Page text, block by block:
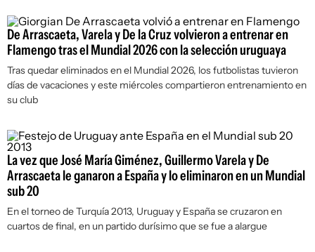
De Arrascaeta, Varela y De la Cruz volvieron a entrenar en
Flamengo tras el Mundial 2026 con la selección uruguaya
Tras quedar eliminados en el Mundial 2026, los futbolistas tuvieron
días de vacaciones y este miércoles compartieron entrenamiento en
su club
La vez que José María Giménez, Guillermo Varela y De
Arrascaeta le ganaron a España y lo eliminaron en un Mundial
sub 20
En el torneo de Turquía 2013, Uruguay y España se cruzaron en
cuartos de final, en un partido durísimo que se fue a alargue